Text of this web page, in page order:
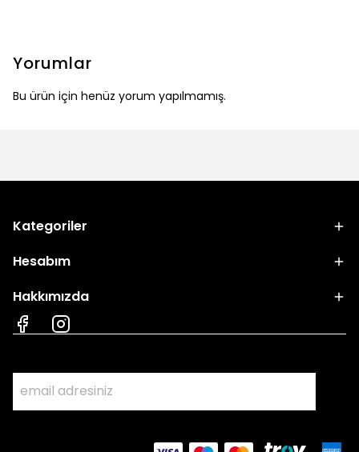
Yorumlar
Bu ürün için henüz yorum yapılmamış.
Kategoriler
Hesabım
Hakkımızda